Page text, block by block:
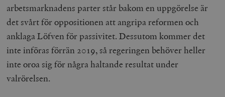
arbetsmarknadens parter står bakom en uppgörelse är
det svårt för oppositionen att angripa reformen och
anklaga Löfven för passivitet. Dessutom kommer det
inte införas förrän 2019, så regeringen behöver heller
inte oroa sig för några haltande resultat under
valrörelsen.